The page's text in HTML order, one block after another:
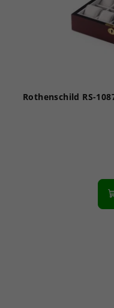
Rothenschild RS-